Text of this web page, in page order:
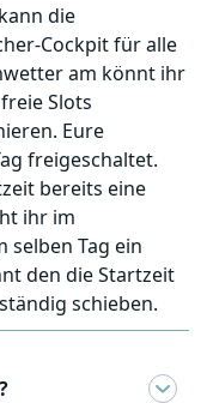
die
Cockpit für alle
am könnt ihr
Slots
Eure
freigeschaltet.
bereits eine
ihr im
selben Tag ein
den die Startzeit
schieben.